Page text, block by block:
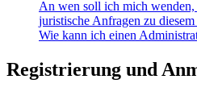
An wen soll ich mich
juristische Anfragen zu
Wie kann ich einen
Registrierung und